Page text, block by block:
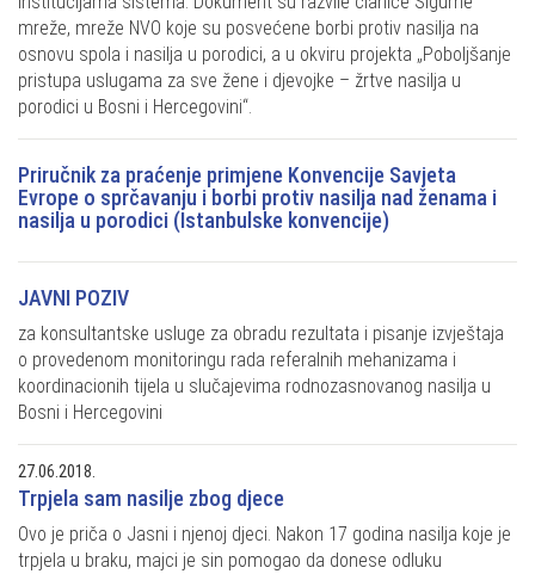
mreže, mreže NVO koje su posvećene borbi protiv nasilja na
osnovu spola i nasilja u porodici, a u okviru projekta „Poboljšanje
pristupa uslugama za sve žene i djevojke – žrtve nasilja u
porodici u Bosni i Hercegovini“.
Priručnik za praćenje primjene Konvencije Savjeta
Evrope o sprčavanju i borbi protiv nasilja nad ženama i
nasilja u porodici (Istanbulske konvencije)
JAVNI POZIV
za konsultantske usluge za obradu rezultata i pisanje izvještaja
o provedenom monitoringu rada referalnih mehanizama i
koordinacionih tijela u slučajevima rodnozasnovanog nasilja u
Bosni i Hercegovini
27.06.2018.
Trpjela sam nasilje zbog djece
Ovo je priča o Jasni i njenoj djeci. Nakon 17 godina nasilja koje je
trpjela u braku, majci je sin pomogao da donese odluku